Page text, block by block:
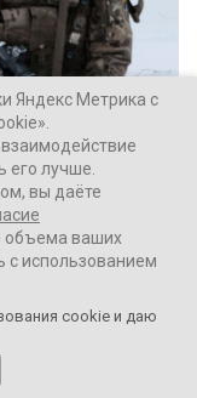
когда
сноса
Яндекс Метрика с
его лучше.
вы даёте
объема ваших
с использованием
cookie и даю